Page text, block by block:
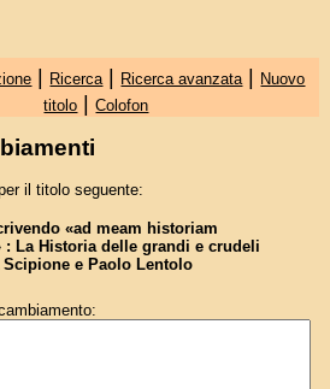
| Ricerca | Ricerca avanzata | Nuovo
titolo |Colofon
il titolo seguente:
«ad meam historiam
: La Historia delle grandi e crudeli
e Paolo Lentolo